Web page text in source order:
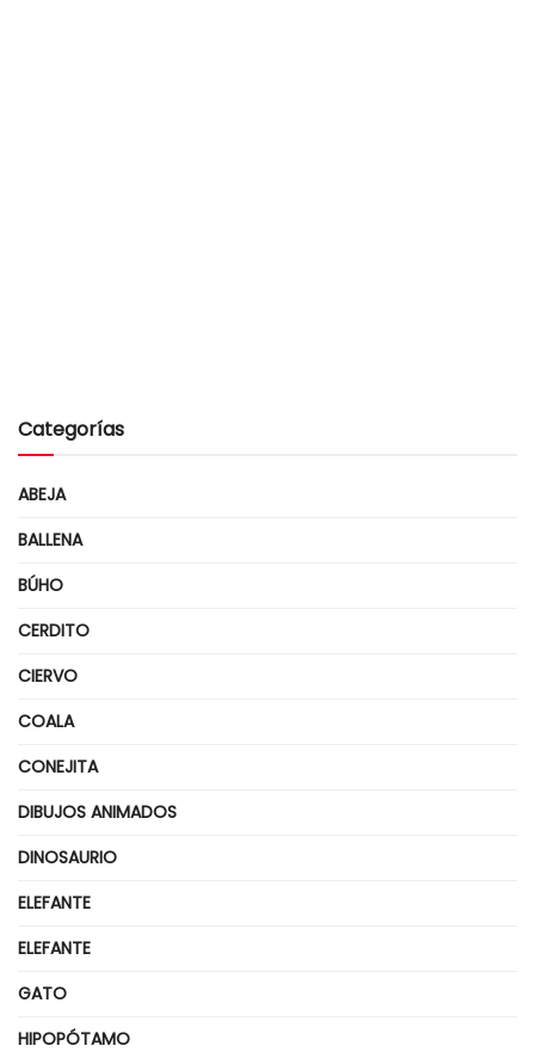
Categorías
ABEJA
BALLENA
BÚHO
CERDITO
CIERVO
COALA
CONEJITA
DIBUJOS ANIMADOS
DINOSAURIO
ELEFANTE
ELEFANTE
GATO
HIPOPÓTAMO